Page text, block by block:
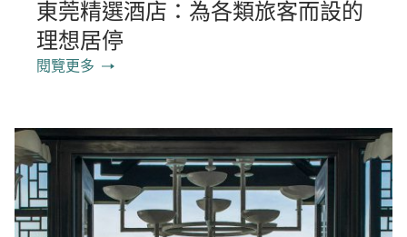
東莞精選酒店：為各類旅客而設的
理想居停
閱覽更多